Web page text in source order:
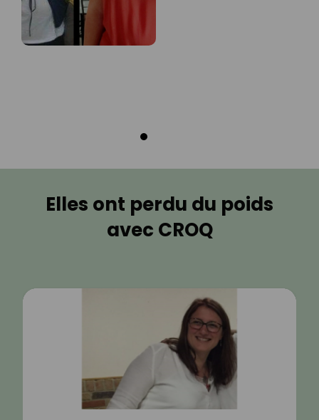
Elles ont perdu du poids
avec CROQ